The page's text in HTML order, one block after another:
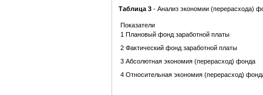
Таблица 3 - Анализ экономии (перерасхода)
Показатели
1 Плановый фонд заработной платы
2 Фактический фонд заработной платы
3 Абсолютная экономия (перерасход) фонда
4 Относительная экономия (перерасход)